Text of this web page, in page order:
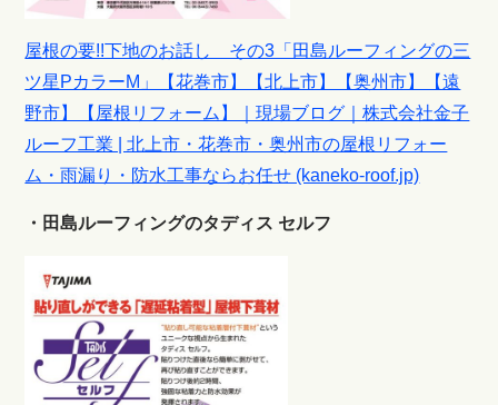
屋根の要!!下地のお話し その3「田島ルーフィングの三
ツ星PカラーM」【花巻市】【北上市】【奥州市】【遠
野市】【屋根リフォーム】｜現場ブログ｜株式会社金子
ルーフ工業 | 北上市・花巻市・奥州市の屋根リフォー
ム・雨漏り・防水工事ならお任せ (kaneko-roof.jp)
・田島ルーフィングのタディス セルフ